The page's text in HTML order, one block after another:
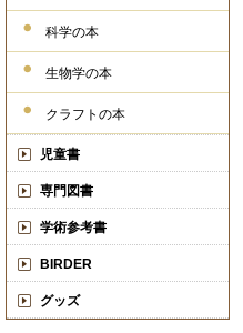
科学の本
生物学の本
クラフトの本
児童書
専門図書
学術参考書
BIRDER
グッズ